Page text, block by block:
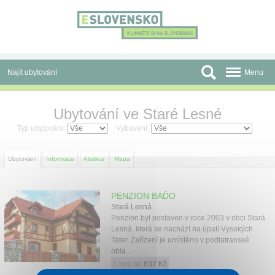
Najít ubytování
Slevy a Last Minute
Před cestou
Atrakce
O nás
Menu
Ubytování ve Staré Lesné
Typ ubytování: Vybavení:
Ubytování Informace Atrakce Mapa
PENZION BAĎO
Stará Lesná
Penzion byl postaven v roce 2003 v obci Stará
Lesná, která se nachází na úpatí Vysokých
Tater. Zařízení je umístěno v podtatranské
obla...
1 noc od 837 Kč